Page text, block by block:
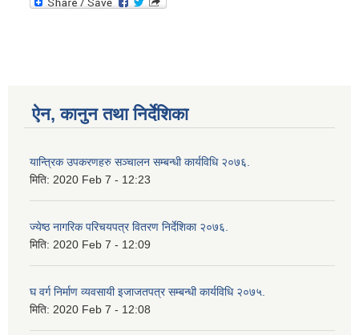
ऐन, कानुन तथा निर्देशिका
यान्त्रिक उपकरणहरु सञ्चालन सम्बन्धी कार्यविधि २०७६.
मिति: 2020 Feb 7 - 12:23
ज्येष्ठ नागरिक परिचयपत्र वितरण निर्देशिका २०७६.
मिति: 2020 Feb 7 - 12:09
घ वर्ग निर्माण व्यवसायी इजाजतपत्र सम्बन्धी कार्यविधि २०७५.
मिति: 2020 Feb 7 - 12:08